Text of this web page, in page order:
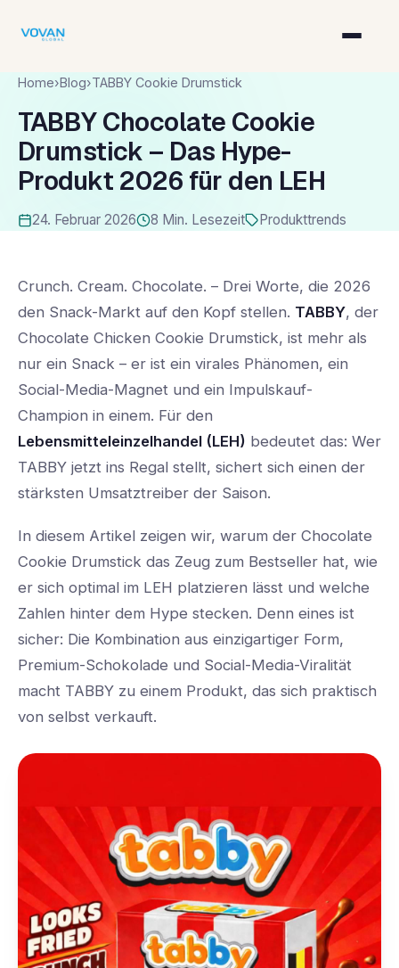
Home›Blog›TABBY Cookie Drumstick
TABBY Chocolate Cookie
Drumstick – Das Hype-
Produkt 2026 für den LEH
24. Februar 2026 8 Min. Lesezeit Produkttrends
Crunch. Cream. Chocolate. – Drei Worte, die 2026
den Snack-Markt auf den Kopf stellen. TABBY, der
Chocolate Chicken Cookie Drumstick, ist mehr als
nur ein Snack – er ist ein virales Phänomen, ein
Social-Media-Magnet und ein Impulskauf-
Champion in einem. Für den
Lebensmitteleinzelhandel (LEH) bedeutet das: Wer
TABBY jetzt ins Regal stellt, sichert sich einen der
stärksten Umsatztreiber der Saison.
In diesem Artikel zeigen wir, warum der Chocolate
Cookie Drumstick das Zeug zum Bestseller hat, wie
er sich optimal im LEH platzieren lässt und welche
Zahlen hinter dem Hype stecken. Denn eines ist
sicher: Die Kombination aus einzigartiger Form,
Premium-Schokolade und Social-Media-Viralität
macht TABBY zu einem Produkt, das sich praktisch
von selbst verkauft.